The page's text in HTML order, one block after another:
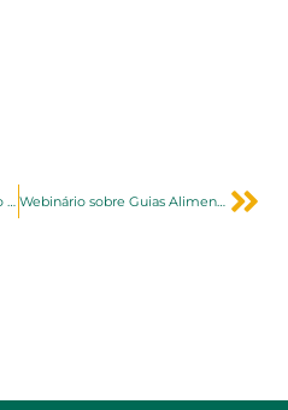
Evento online: lançamento do Marco de Referência sobre Conflitos de Interesse em Políticas de Saúde Webinário sobre Guias Alimentares